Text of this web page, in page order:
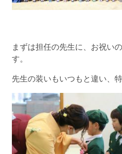
まずは担任の先生に、お祝い
す。
先生の装いもいつもと違い、